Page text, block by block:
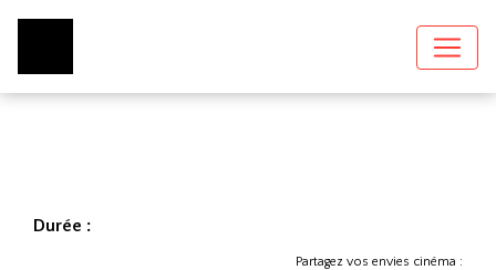
Durée :
Partagez vos envies cinéma :